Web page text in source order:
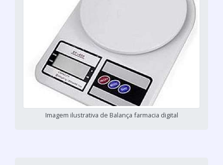
Imagem ilustrativa de Balança farmacia digital